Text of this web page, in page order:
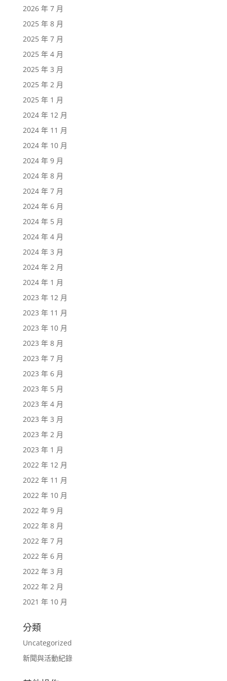
2026 年 7 月
2025 年 8 月
2025 年 7 月
2025 年 4 月
2025 年 3 月
2025 年 2 月
2025 年 1 月
2024 年 12 月
2024 年 11 月
2024 年 10 月
2024 年 9 月
2024 年 8 月
2024 年 7 月
2024 年 6 月
2024 年 5 月
2024 年 4 月
2024 年 3 月
2024 年 2 月
2024 年 1 月
2023 年 12 月
2023 年 11 月
2023 年 10 月
2023 年 8 月
2023 年 7 月
2023 年 6 月
2023 年 5 月
2023 年 4 月
2023 年 3 月
2023 年 2 月
2023 年 1 月
2022 年 12 月
2022 年 11 月
2022 年 10 月
2022 年 9 月
2022 年 8 月
2022 年 7 月
2022 年 6 月
2022 年 3 月
2022 年 2 月
2021 年 10 月
分類
Uncategorized
新聞與活動紀錄